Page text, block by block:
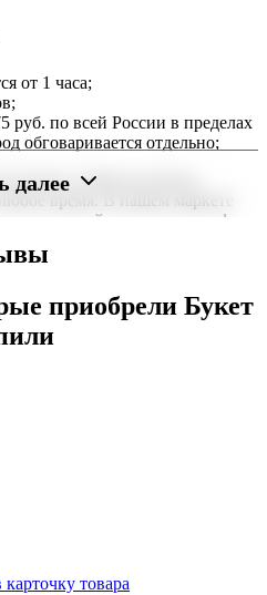
от 1 часа;
руб. по всей России в пределах
обговаривается отдельно;
чтобы вы могли
время. В нашем маркете
с доставкой на дом или в офис
интервал. Если вам важно
сервис доставки обеспечит
где купить и сколько стоит
далее
приобрели Букет
товара